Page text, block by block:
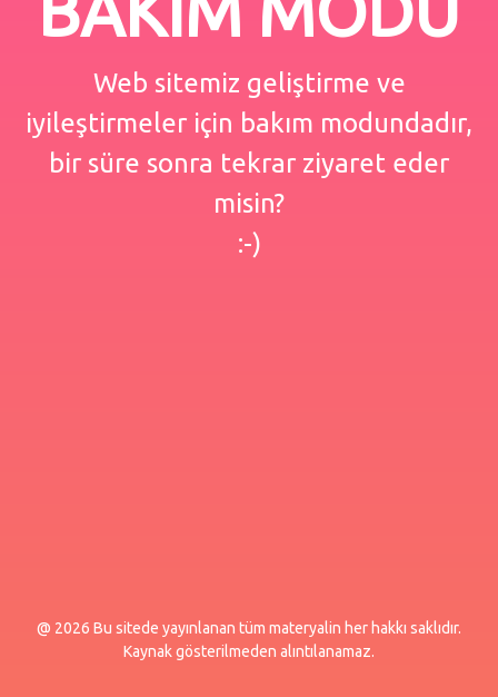
Web sitemiz geliştirme ve
iyileştirmeler için bakım modundadır,
bir süre sonra tekrar ziyaret eder
misin?
:-)
@ 2026 Bu sitede yayınlanan tüm materyalin her hakkı saklıdır.
Kaynak gösterilmeden alıntılanamaz.